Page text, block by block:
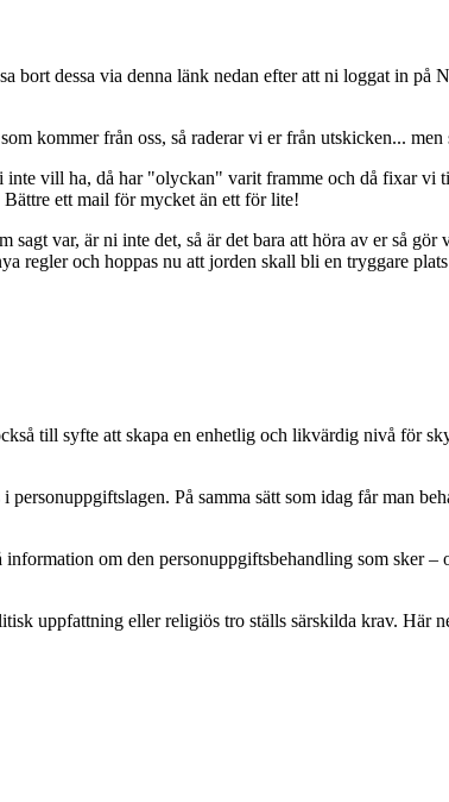
dessa via denna länk nedan efter att ni loggat in på
kommer från oss, så raderar vi er från utskicken...
vill ha, då har "olyckan" varit framme och då fixar vi
ett mail för mycket än ett för lite!
sagt var, är ni inte det, så är det bara att höra av er så
regler och hoppas nu att jorden skall bli en tryggare
till syfte att skapa en enhetlig och likvärdig nivå för
På samma sätt som idag får man
om den personuppgiftsbehandling som sker
uppfattning eller religiös tro ställs särskilda krav. Här